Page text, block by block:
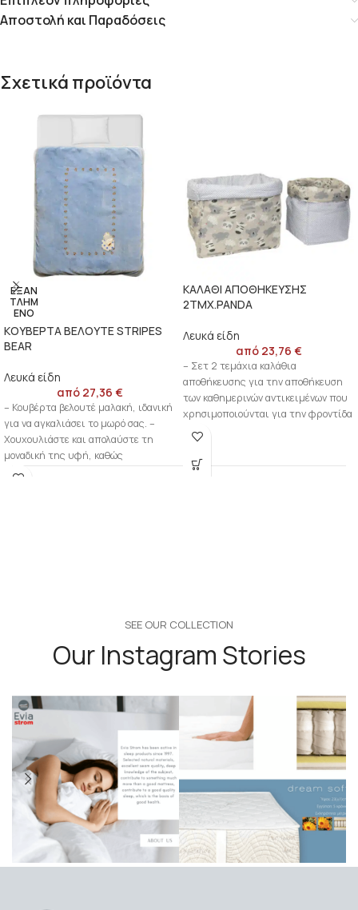
Αποστολή και Παραδόσεις
Σχετικά προϊόντα
ΕΞΑΝ
ΤΛΗΜ
ΈΝΟ
ΚΟΥΒΕΡΤΑ ΒΕΛΟΥΤΕ STRIPES
BEAR
Λευκά είδη
από 27,36 €
– Κουβέρτα βελουτέ μαλακή, ιδανική
για να αγκαλιάσει το μωρό σας. –
Χουχουλιάστε και απολαύστε τη
μοναδική της υφή, καθώς
ΚΑΛΑΘΙ ΑΠΟΘΗΚΕΥΣΗΣ
2ΤΜΧ.PANDA
Λευκά είδη
από 23,76 €
– Σετ 2 τεμάχια καλάθια
αποθήκευσης για την αποθήκευση
των καθημερινών αντικειμένων που
χρησιμοποιούνται για την φροντίδα
ενός μωρού. –
SEE OUR COLLECTION
Our Instagram Stories